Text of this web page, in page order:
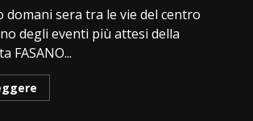
sera tra le vie del centro
degli eventi più attesi della
FASANO...